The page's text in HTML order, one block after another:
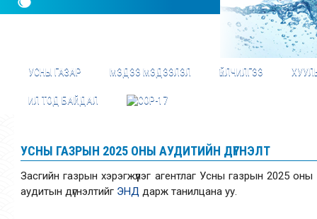
УСНЫ ГАЗАР МЭДЭЭ МЭДЭЭЛЭЛ ҮЙЛЧИЛГЭЭ
ИЛ ТОД БАЙДАЛ
УСНЫ ГАЗРЫН 2025 ОНЫ АУДИТИЙН ДҮГНЭЛТ
Засгийн газрын хэрэгжүүлэг агентлаг Усны газрын 2025 оны
аудитын дүгнэлтийг ЭНД дарж танилцана уу.